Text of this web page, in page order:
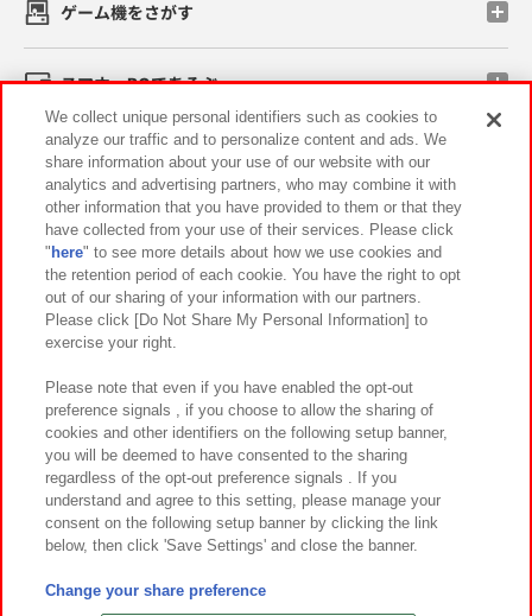
ゲーム機をさがす
スマホ・PCであそぶ
イベント・キャンペーン
関連会社 サステナビリティ サイトポリシー
プライバシーポリシー ウェブアクセシビリティ方針と検証結果
お取引先さまとともに
カスタマーハラスメント対応方針 よくあるご質問・お問い合わせ
©Bandai Namco Amusement Inc.
©Bandai Namco Amusement Lab Inc.
We collect unique personal identifiers such as cookies to
analyze our traffic and to personalize content and ads. We
share information about your use of our website with our
analytics and advertising partners, who may combine it with
other information that you have provided to them or that they
have collected from your use of their services. Please click
" here" to see more details about how we use cookies and
the retention period of each cookie. You have the right to opt
out of our sharing of your information with our partners.
Please click [Do Not Share My Personal Information] to
exercise your right.
Please note that even if you have enabled the opt-out
preference signals , if you choose to allow the sharing of
cookies and other identifiers on the following setup banner,
you will be deemed to have consented to the sharing
regardless of the opt-out preference signals . If you
understand and agree to this setting, please manage your
consent on the following setup banner by clicking the link
below, then click 'Save Settings' and close the banner.
Change your share preference